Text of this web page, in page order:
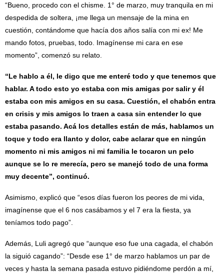
“Bueno, procedo con el chisme. 1° de marzo, muy tranquila en mi
despedida de soltera, ¡me llega un mensaje de la mina en
cuestión, contándome que hacía dos años salía con mi ex! Me
mando fotos, pruebas, todo. Imagínense mi cara en ese
momento”, comenzó su relato.
“Le hablo a él, le digo que me enteré todo y que tenemos que
hablar. A todo esto yo estaba con mis amigas por salir y él
estaba con mis amigos en su casa. Cuestión, el chabón entra
en crisis y mis amigos lo traen a casa sin entender lo que
estaba pasando. Acá los detalles están de más, hablamos un
toque y todo era llanto y dolor, cabe aclarar que en ningún
momento ni mis amigos ni mi familia le tocaron un pelo
aunque se lo re merecía, pero se manejó todo de una forma
muy decente”, continuó.
Asimismo, explicó que “esos días fueron los peores de mi vida,
imagínense que el 6 nos casábamos y el 7 era la fiesta, ya
teníamos todo pago”.
Además, Luli agregó que “aunque eso fue una cagada, el chabón
la siguió cagando”: “Desde ese 1° de marzo hablamos un par de
veces y hasta la semana pasada estuvo pidiéndome perdón a mí,